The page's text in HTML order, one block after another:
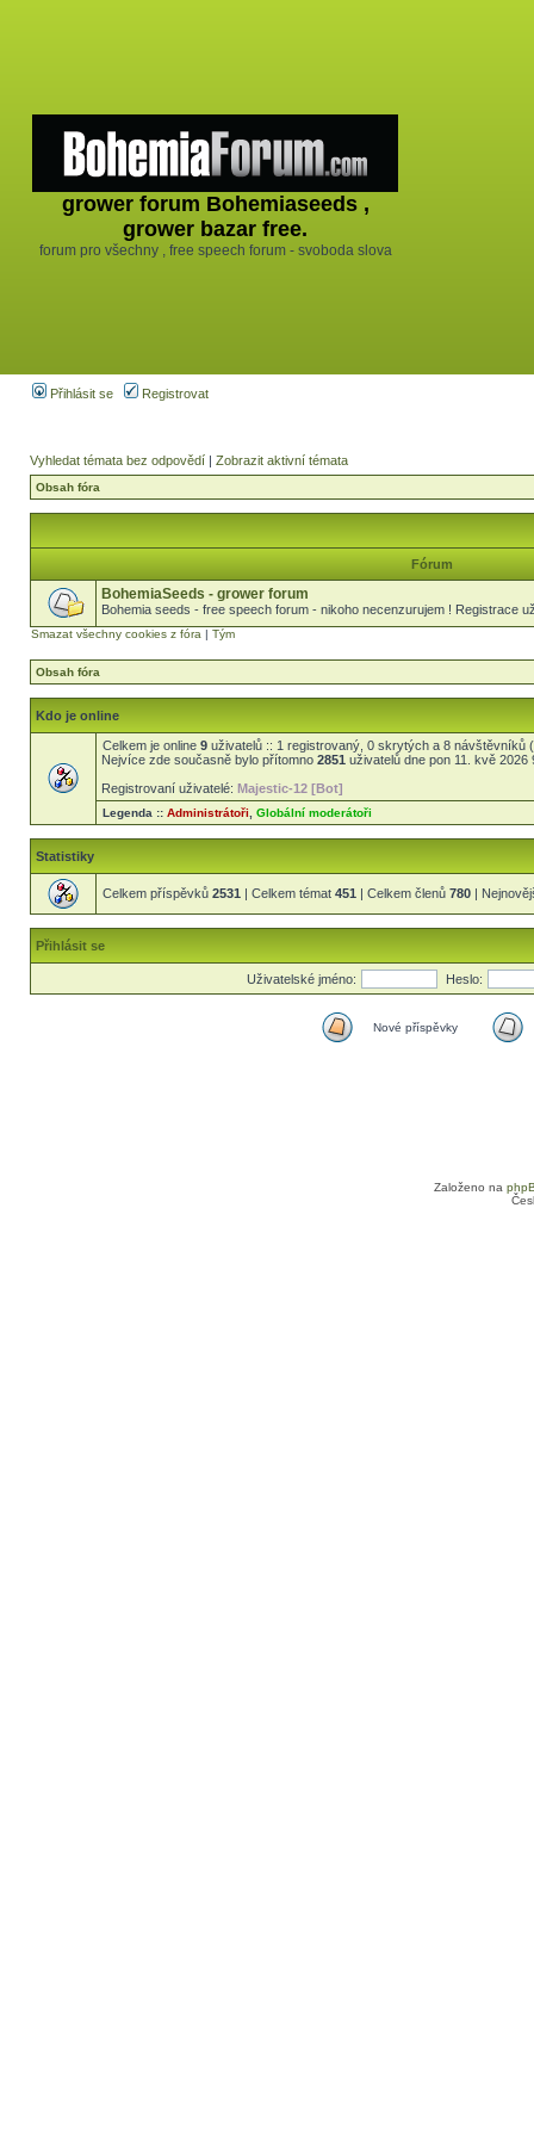
grower forum Bohemiaseeds ,
grower bazar free.
forum pro všechny , free speech forum - svoboda slova
Přihlásit se Registrovat
Vyhledat témata bez odpovědí | Zobrazit aktivní témata
Obsah fóra
Fórum
BohemiaSeeds - grower forum
Bohemia seeds - free speech forum - nikoho necenzurujem ! Registrace
Smazat všechny cookies z fóra | Tým
Obsah fóra
Kdo je online
Celkem je online 9 uživatelů :: 1 registrovaný, 0 skrytých a 8 návštěvníků
Nejvíce zde současně bylo přítomno 2851 uživatelů dne pon 11. kvě 2026
Registrovaní uživatelé: Majestic-12 [Bot]
Legenda :: Administrátoři Globální moderátoři
Statistiky
Celkem příspěvků 2531 | Celkem témat 451 | Celkem členů 780 |
Přihlásit se
Uživatelské jméno: Heslo:
Nové příspěvky
Založeno na